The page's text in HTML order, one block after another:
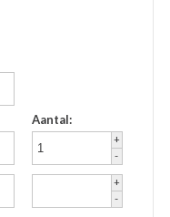
Aantal:
+
-
+
-